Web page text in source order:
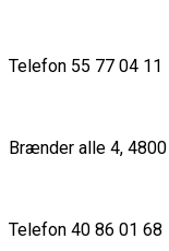
Telefon 55 77 04 11
Brænder alle 4,
Telefon 40 86 01 68